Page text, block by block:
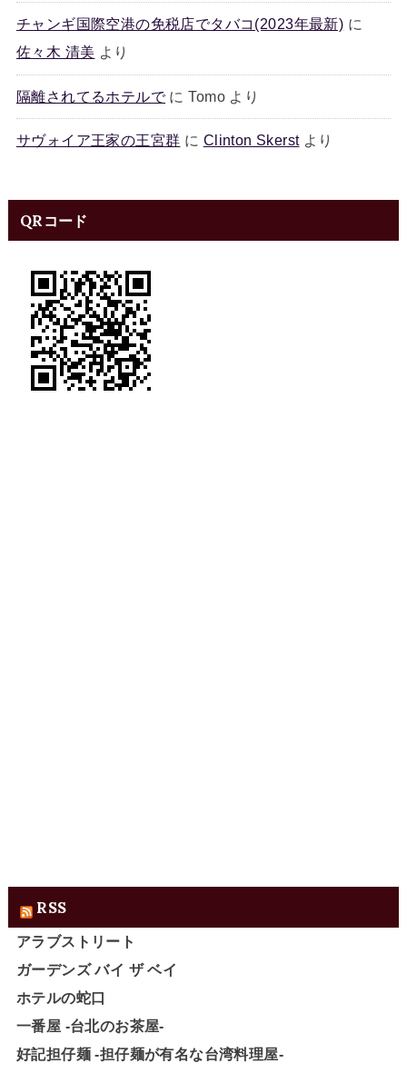
チャンギ国際空港の免税店でタバコ(2023年最新) に
佐々木 清美 より
隔離されてるホテルでにTomoより
サヴォイア王家の王宮群 に Clinton Skerstより
QRコード
RSS
アラブストリート
ガーデンズ バイ ザ ベイ
ホテルの蛇口
一番屋 -台北のお茶屋-
好記担仔麺 -担仔麺が有名な台湾料理屋-